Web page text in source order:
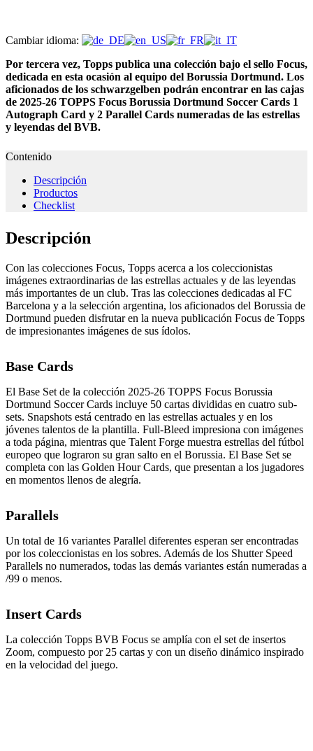
Cambiar idioma:
Por tercera vez, Topps publica una colección bajo el sello Focus,
dedicada en esta ocasión al equipo del Borussia Dortmund. Los
aficionados de los schwarzgelben podrán encontrar en las cajas
de 2025-26 TOPPS Focus Borussia Dortmund Soccer Cards 1
Autograph Card y 2 Parallel Cards numeradas de las estrellas
y leyendas del BVB.
Contenido
Descripción
Productos
Checklist
Descripción
Con las colecciones Focus, Topps acerca a los coleccionistas
imágenes extraordinarias de las estrellas actuales y de las leyendas
más importantes de un club. Tras las colecciones dedicadas al FC
Barcelona y a la selección argentina, los aficionados del Borussia de
Dortmund pueden disfrutar en la nueva publicación Focus de Topps
de impresionantes imágenes de sus ídolos.
Base Cards
El Base Set de la colección 2025-26 TOPPS Focus Borussia
Dortmund Soccer Cards incluye 50 cartas divididas en cuatro sub-
sets. Snapshots está centrado en las estrellas actuales y en los
jóvenes talentos de la plantilla. Full-Bleed impresiona con imágenes
a toda página, mientras que Talent Forge muestra estrellas del fútbol
europeo que lograron su gran salto en el Borussia. El Base Set se
completa con las Golden Hour Cards, que presentan a los jugadores
en momentos llenos de alegría.
Parallels
Un total de 16 variantes Parallel diferentes esperan ser encontradas
por los coleccionistas en los sobres. Además de los Shutter Speed
Parallels no numerados, todas las demás variantes están numeradas a
/99 o menos.
Insert Cards
La colección Topps BVB Focus se amplía con el set de insertos
Zoom, compuesto por 25 cartas y con un diseño dinámico inspirado
en la velocidad del juego.